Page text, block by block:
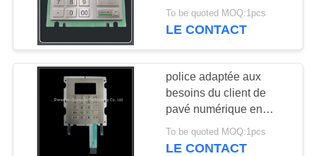
l'acier inoxydable 4*4
To be quoted MOQ:1pcs
LE CONTACT
police adaptée aux
besoins du client de
pavé numérique en
métal de 4 * de 5 Matrix
pour le distributeur de
To be quoted MOQ:1pcs
LE CONTACT